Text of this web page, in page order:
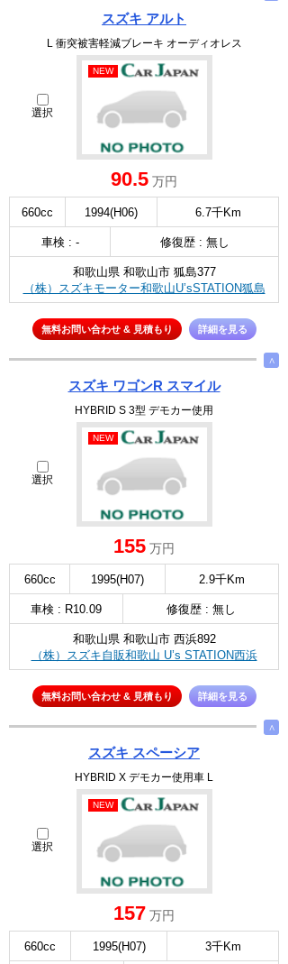
スズキ アルト
L 衝突被害軽減ブレーキ オーディオレス
選択
NEW
90.5 万円
660cc 1994(H06) 6.7千Km
車検 : - 修復歴 : 無し
和歌山県 和歌山市 狐島377
（株）スズキモーター和歌山U’sSTATION狐島
無料お問い合わせ & 見積もり 詳細を見る
∧
スズキ ワゴンR スマイル
HYBRID S 3型 デモカー使用
選択
NEW
155 万円
660cc 1995(H07) 2.9千Km
車検 : R10.09 修復歴 : 無し
和歌山県 和歌山市 西浜892
（株）スズキ自販和歌山 U’s STATION西浜
無料お問い合わせ & 見積もり 詳細を見る
∧
スズキ スペーシア
HYBRID X デモカー使用車 L
選択
NEW
157 万円
660cc 1995(H07) 3千Km